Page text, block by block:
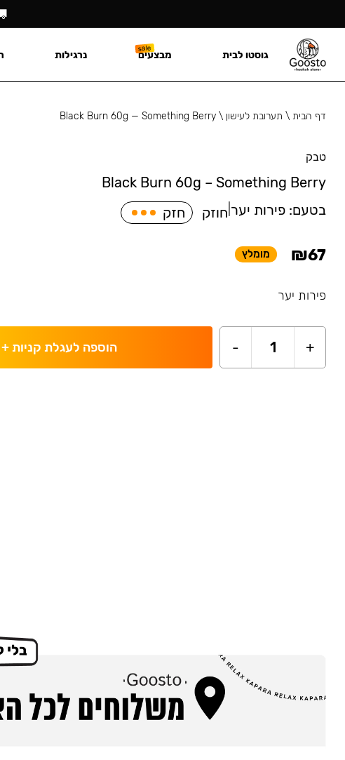
דף הבית\ תערובת לעישון \
Black Burn 60g — Something Berry
טבק
Black Burn 60g – Something Berry
בטעם: פירות יער חוזק חזק
₪67 מומלץ
פירות יער
+
1
- הוספה לעגלת קניות+
גוסטו לבית מבצעים נרגילות